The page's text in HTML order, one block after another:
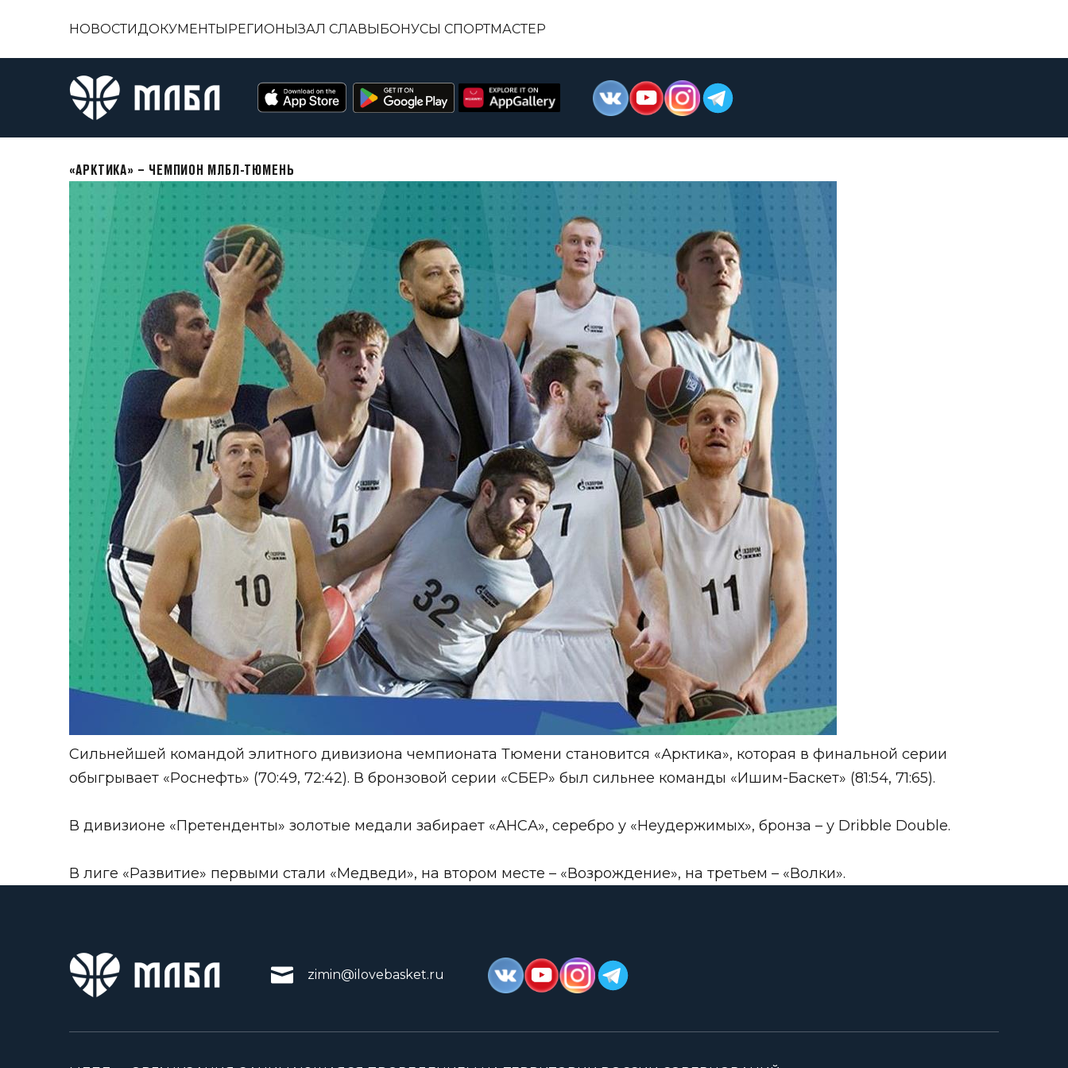
НОВОСТИДОКУМЕНТЫРЕГИОНЫЗАЛ СЛАВЫБОНУСЫ СПОРТМАСТЕР
«АРКТИКА» – ЧЕМПИОН МЛБЛ-ТЮМЕНЬ
Сильнейшей командой элитного дивизиона чемпионата Тюмени становится «Арктика», которая в финальной серии
обыгрывает «Роснефть» (70:49, 72:42). В бронзовой серии «СБЕР» был сильнее команды «Ишим-Баскет» (81:54, 71:65).
В дивизионе «Претенденты» золотые медали забирает «АНСА», серебро у «Неудержимых», бронза – у Dribble Double.
В лиге «Развитие» первыми стали «Медведи», на втором месте – «Возрождение», на третьем – «Волки».
zimin@ilovebasket.ru